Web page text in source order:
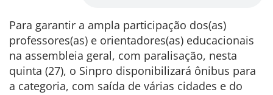
Para garantir a ampla participação dos(as)
professores(as) e orientadores(as) educacionais
na assembleia geral, com paralisação, nesta
quinta (27), o Sinpro disponibilizará ônibus para
a categoria, com saída de várias cidades e do